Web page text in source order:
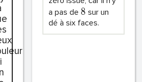
a pas de 8 sur un
dé à six faces.